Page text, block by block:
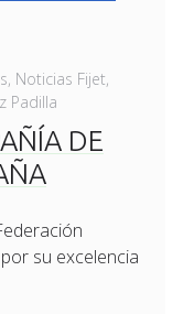
, Noticias Fijet,
Padilla
DE
su excelencia